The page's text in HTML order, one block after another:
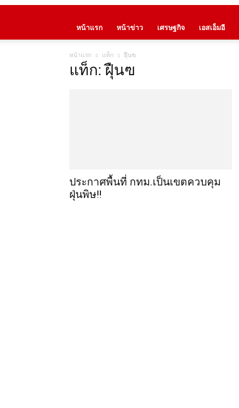
หน้าแรก หน้าข่าว เศรษฐกิจ เอสเอ็มอี
หน้าแรก แท็ก ฝุ่ืนฃ
แท็ก: ฝุ่ืนฃ
ประกาศพื้นที่ กทม.เป็นเขตควบคุม
ฝุ่นพิษ!!